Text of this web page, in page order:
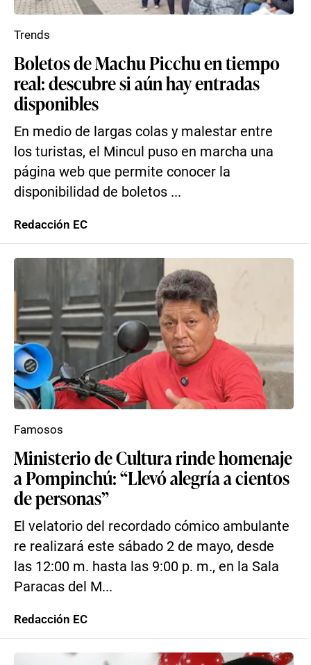
Boletos de Machu Picchu en tiempo
real: descubre si aún hay entradas
disponibles
En medio de largas colas y malestar entre
los turistas, el Mincul puso en marcha una
página web que permite conocer la
disponibilidad de boletos ...
Trends
Redacción EC
Ministerio de Cultura rinde homenaje
a Pompinchú: “Llevó alegría a cientos
de personas”
El velatorio del recordado cómico ambulante
re realizará este sábado 2 de mayo, desde
las 12:00 m. hasta las 9:00 p. m., en la Sala
Paracas del M...
Famosos
Redacción EC